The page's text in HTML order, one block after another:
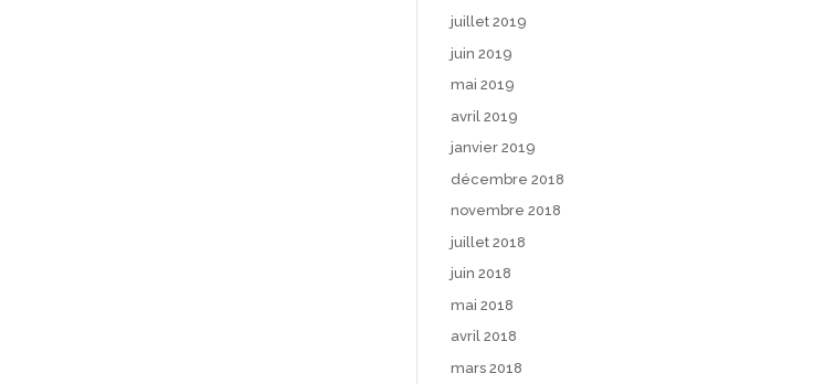
juillet 2019
juin 2019
mai 2019
avril 2019
janvier 2019
décembre 2018
novembre 2018
juillet 2018
juin 2018
mai 2018
avril 2018
mars 2018